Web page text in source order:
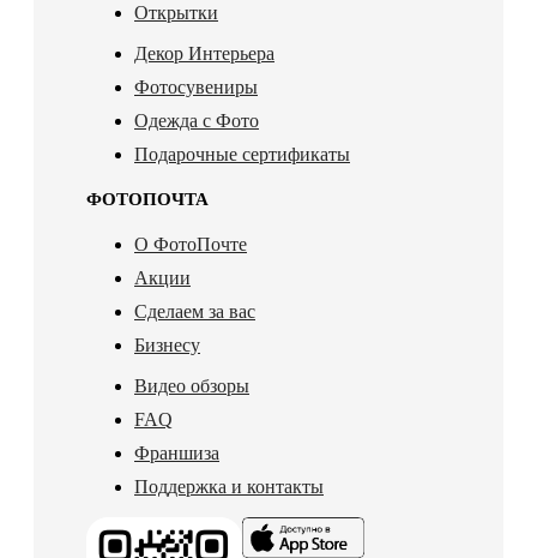
Открытки
Декор Интерьера
Фотосувениры
Одежда с Фото
Подарочные сертификаты
ФОТОПОЧТА
О ФотоПочте
Акции
Сделаем за вас
Бизнесу
Видео обзоры
FAQ
Франшиза
Поддержка и контакты